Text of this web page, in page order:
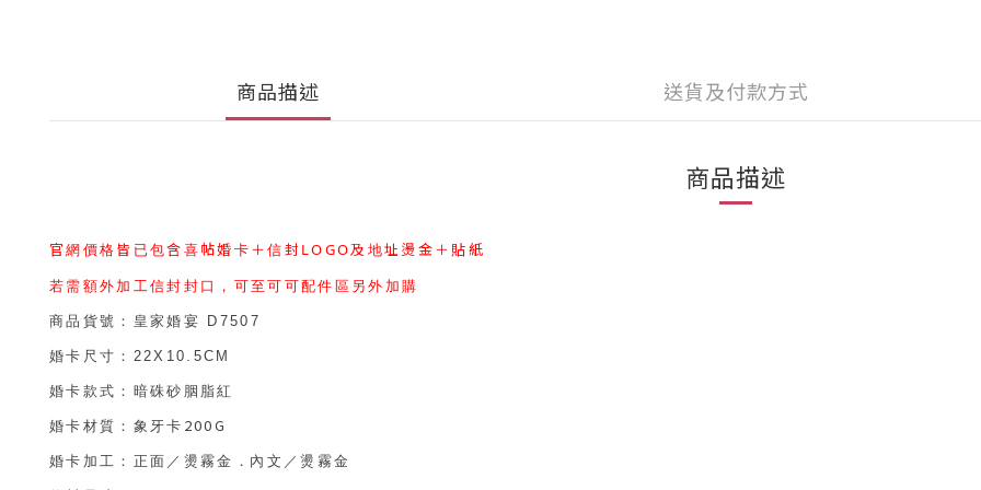
商品描述 送貨及付款方式
商品描述
官網價格皆已包含喜帖婚卡＋信封LOGO及地址燙金＋貼紙
若需額外加工信封封口，可至可可配件區另外加購
商品貨號： 皇家婚宴 D7507
婚卡尺寸： 22X10.5CM
婚卡款式： 暗硃砂胭脂紅
婚卡材質：象牙卡 200G
婚卡加工：正面／燙霧金 ． 內文／燙霧金